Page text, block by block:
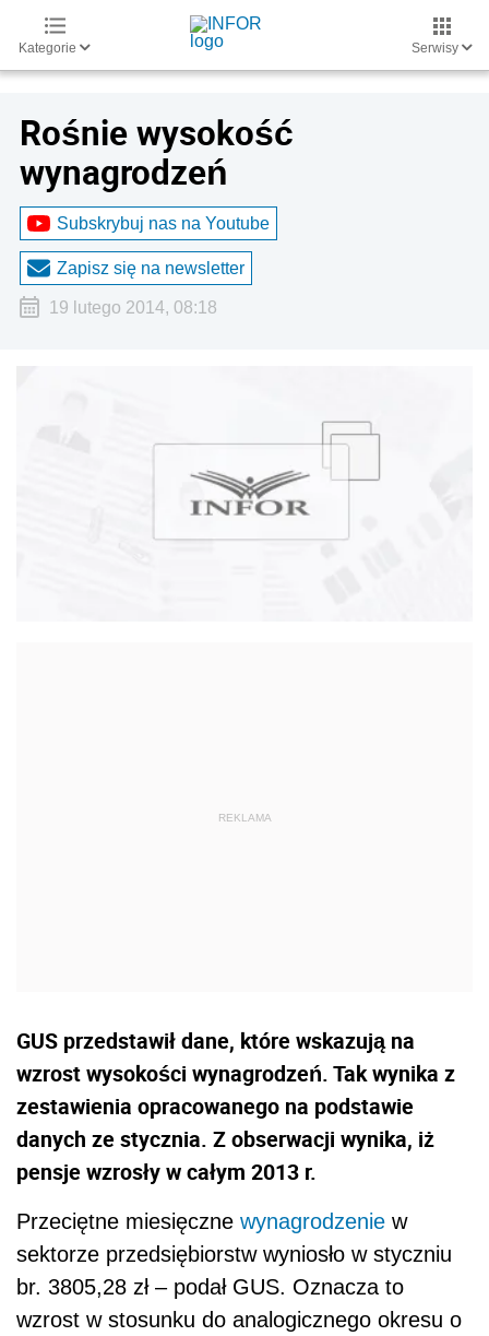
Kategorie Serwisy
Rośnie wysokość
wynagrodzeń
Subskrybuj nas na Youtube
Zapisz się na newsletter
19 lutego 2014, 08:18
GUS przedstawił dane, które wskazują na
wzrost wysokości wynagrodzeń. Tak wynika z
zestawienia opracowanego na podstawie
danych ze stycznia. Z obserwacji wynika, iż
pensje wzrosły w całym 2013 r.
Przeciętne miesięczne wynagrodzenie w
sektorze przedsiębiorstw wyniosło w styczniu
br. 3805,28 zł – podał GUS. Oznacza to
wzrost w stosunku do analogicznego okresu o